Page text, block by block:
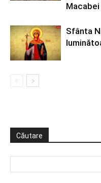
Macabei
Sfânta
Căutare